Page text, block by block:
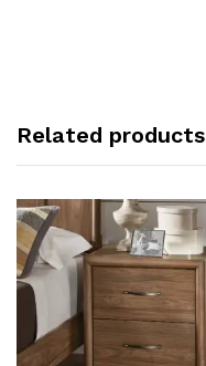
Related products